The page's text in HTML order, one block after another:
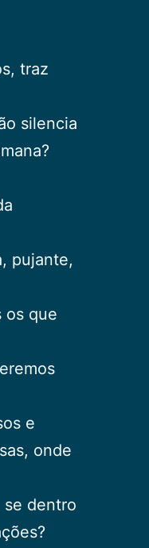
traz
silencia
pujante,
os que
e
onde
se dentro